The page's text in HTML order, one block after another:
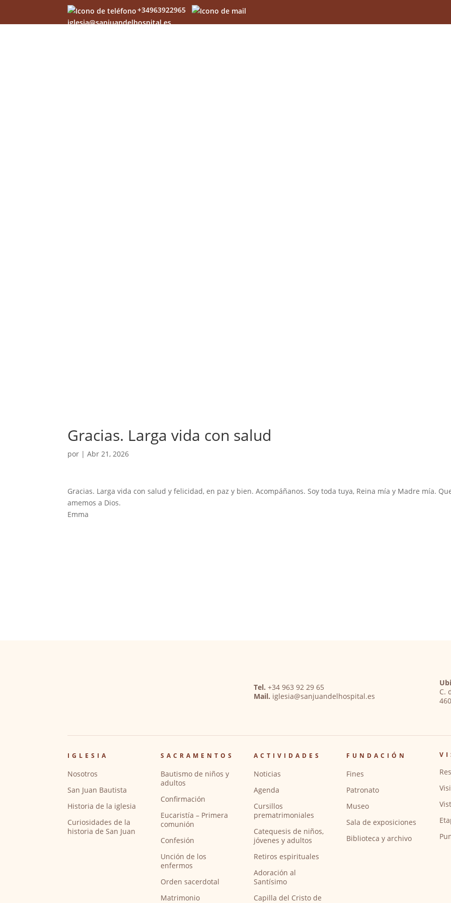
+34963922965
iglesia@sanjuandelhospital.es
Gracias. Larga vida con salud
por |Abr 21, 2026
Gracias. Larga vida con salud y felicidad, en paz y bien. Acompáñanos. Soy toda tuya, Reina mía y Madre mía.
amemos a Dios.
Emma
Tel. +34 963 92 29 65
Mail. iglesia@sanjuandelhospital.es
C.
IGLESIA
Nosotros
San Juan Bautista
Historia de la iglesia
Curiosidades de la
historia de San Juan
SACRAMENTOS
Bautismo de niños y
adultos
Confirmación
Eucaristía – Primera
comunión
Confesión
Unción de los
enfermos
Orden sacerdotal
Matrimonio
ACTIVIDADES
Noticias
Agenda
Cursillos
prematrimoniales
Catequesis de niños,
jóvenes y adultos
Retiros espirituales
Adoración al
Santísimo
Capilla del Cristo de
FUNDACIÓN
Fines
Patronato
Museo
Sala de exposiciones
Biblioteca y archivo